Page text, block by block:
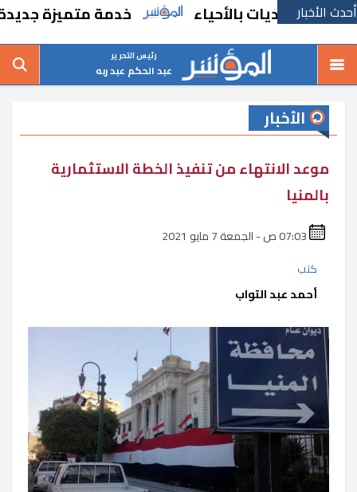
أحدث الأخباربالأحياء خدمة متميزة جديدة من
رئيس التحرير
عبد الحكم عبد ربه
الأخبار
موعد الانتهاء من تنفيذ الخطة الاستثمارية
بالمنيا
كتب
أحمد عبد التواب